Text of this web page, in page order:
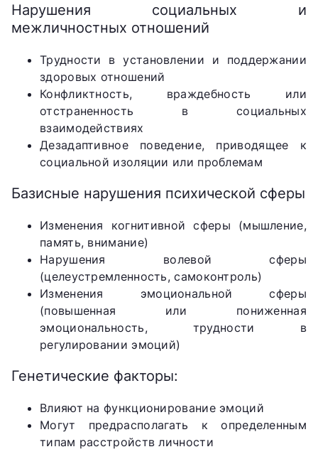
Нарушения социальных и
межличностных отношений
Трудности в установлении и поддержании
здоровых отношений
Конфликтность, враждебность или
отстраненность в социальных
взаимодействиях
Дезадаптивное поведение, приводящее к
социальной изоляции или проблемам
Базисные нарушения психической сферы
Изменения когнитивной сферы (мышление,
память, внимание)
Нарушения волевой сферы
(целеустремленность, самоконтроль)
Изменения эмоциональной сферы
(повышенная или пониженная
эмоциональность, трудности в
регулировании эмоций)
Генетические факторы:
Влияют на функционирование эмоций
Могут предрасполагать к определенным
типам расстройств личности